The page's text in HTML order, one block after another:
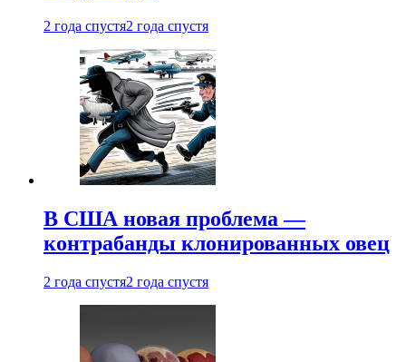
2 года спустя2 года спустя
В США новая проблема —
контрабанды клонированных овец
2 года спустя2 года спустя